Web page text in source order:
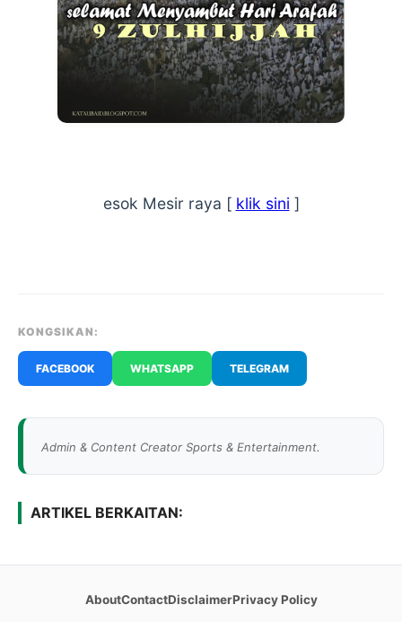
esok Mesir raya [ klik sini ]
KONGSIKAN:
FACEBOOK WHATSAPP TELEGRAM
Admin & Content Creator Sports & Entertainment.
ARTIKEL BERKAITAN:
AboutContactDisclaimerPrivacy Policy